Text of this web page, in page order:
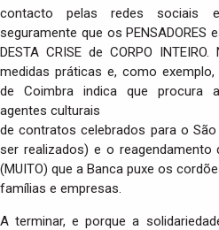
contacto pelas redes sociais
seguramente que os PENSADORES
DESTA CRISE de CORPO
medidas práticas e, como
de Coimbra indica que procura
agentes culturais
de contratos celebrados para o
ser realizados) e o reagendamento
(MUITO) que a Banca puxe os
famílias e empresas.
A terminar, e porque a